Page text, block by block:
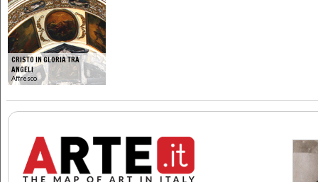
CRISTO IN GLORIA TRA
ANGELI
Affresco